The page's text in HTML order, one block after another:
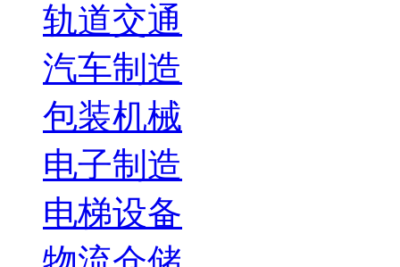
轨道交通
汽车制造
包装机械
电子制造
电梯设备